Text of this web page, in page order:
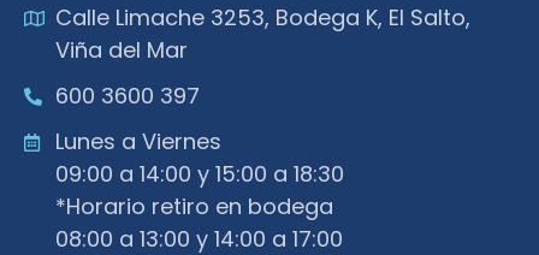
Calle Limache 3253, Bodega K, El Salto,
Viña del Mar
600 3600 397
Lunes a Viernes
09:00 a 14:00 y 15:00 a 18:30
*Horario retiro en bodega
08:00 a 13:00 y 14:00 a 17:00